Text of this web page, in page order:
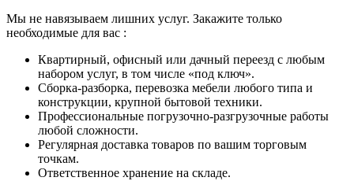
Мы не навязываем лишних услуг. Закажите только
необходимые для вас :
Квартирный, офисный или дачный переезд с любым
набором услуг, в том числе «под ключ».
Сборка-разборка, перевозка мебели любого типа и
конструкции, крупной бытовой техники.
Профессиональные погрузочно-разгрузочные работы
любой сложности.
Регулярная доставка товаров по вашим торговым
точкам.
Ответственное хранение на складе.